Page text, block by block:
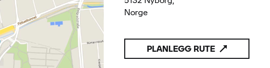
Norge
PLANLEGG RUTE